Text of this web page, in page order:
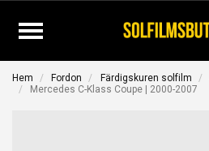
Hem Fordon Färdigskuren solfilm
Mercedes C-Klass Coupe | 2000-2007